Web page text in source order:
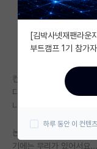
자유 게시판(아
미국 유학 게시판
미국 대학원 합
대학원생 모집 게
연구실(PI) 홍보
컨택을 하다보면 지원동
다들 컨택을 넣을 시에
나요...?
논문 쓰신거 좀 읽고 있
기에는 무리가 있어서요...
[김박사넷재팬라운
부트캠프 1기 참가
하루 동안 이 컨텐